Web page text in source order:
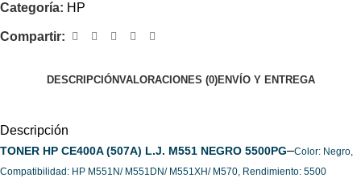
Categoría: HP
Compartir:
DESCRIPCIÓNVALORACIONES (0)ENVÍO Y ENTREGA
Descripción
TONER HP CE400A (507A) L.J. M551 NEGRO 5500PG–Color: Negro,
Compatibilidad: HP M551N/ M551DN/ M551XH/ M570, Rendimiento: 5500